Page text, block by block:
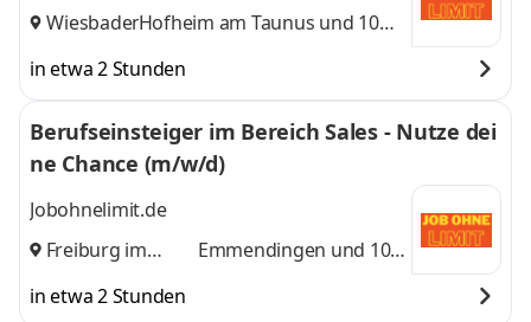
Wiesbaden,
Hofheim am Taunus und 10
in etwa 2 Stunden
Berufseinsteiger im Bereich Sales - Nutze dei
ne Chance (m/w/d)
Jobohnelimit.de
Freiburg im
Emmendingen und 10
in etwa 2 Stunden